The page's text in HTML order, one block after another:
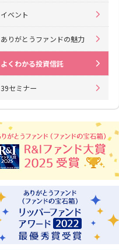
イベント
ありがとうファンドの魅力
よくわかる投資信託
39セミナー